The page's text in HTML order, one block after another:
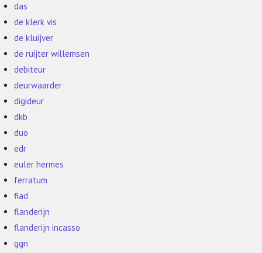
das
de klerk vis
de kluijver
de ruijter willemsen
debiteur
deurwaarder
digideur
dkb
duo
edr
euler hermes
ferratum
fiad
flanderijn
flanderijn incasso
ggn